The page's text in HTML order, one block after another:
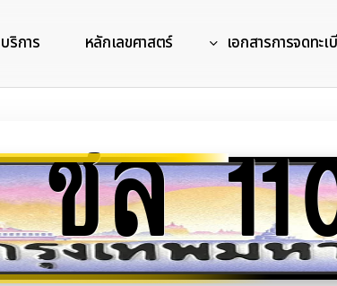
บริการ หลักเลขศาสตร์ เอกสารการจดทะเ
ชล